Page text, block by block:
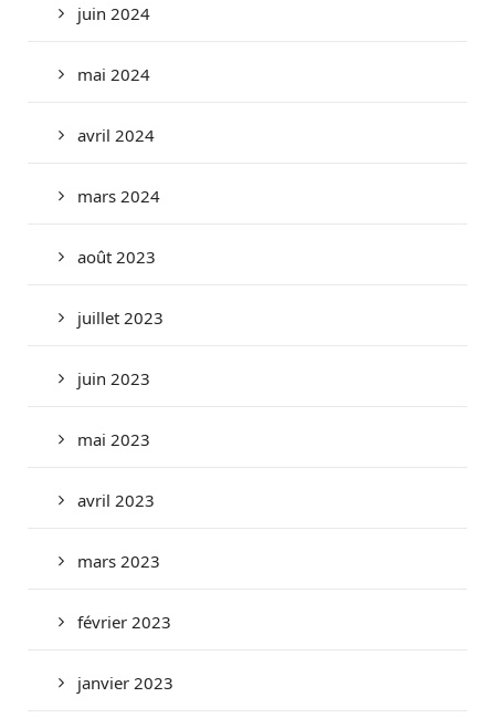
juin 2024
mai 2024
avril 2024
mars 2024
août 2023
juillet 2023
juin 2023
mai 2023
avril 2023
mars 2023
février 2023
janvier 2023